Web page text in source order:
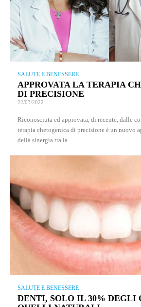
SALUTE E BENESSERE
APPROVATA LA TERAPIA
DI PRECISIONE
22/03/2022
Riconosciuta ed approvata, di recente, dalle
terapia chetogenica di precisione è un nuovo
della sinergia tra la...
SALUTE E BENESSERE
DENTI, SOLO IL 30% DEGLI